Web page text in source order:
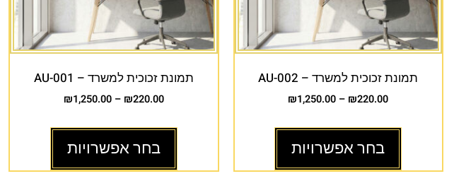
תמונת זכוכית למשרד – AU-002
₪220.00
–
₪1,250.00
בחר אפשרויות
תמונת זכוכית למשרד – AU-001
₪220.00
–
₪1,250.00
בחר אפשרויות